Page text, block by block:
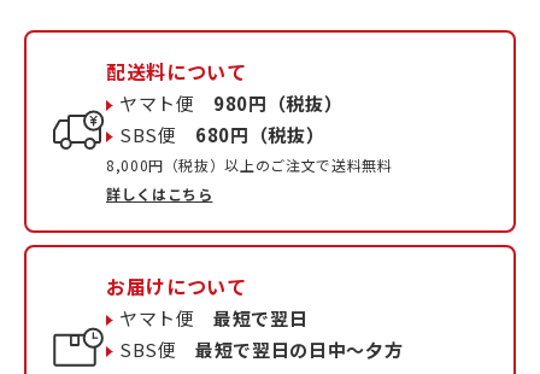
配送料について
ヤマト便 980円（税抜）
SBS便 680円（税抜）
8,000円（税抜）以上のご注文で送料無料
詳しくはこちら
お届けについて
ヤマト便最短で翌日
SBS便最短で翌日の日中〜夕方